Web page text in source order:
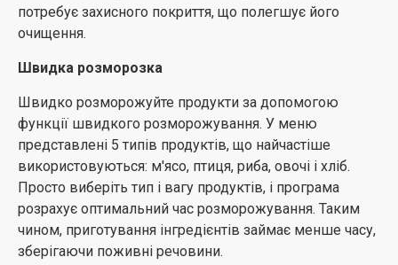
потребує захисного покриття, що полегшує його
очищення.
Швидка розморозка
Швидко розморожуйте продукти за допомогою
функції швидкого розморожування. У меню
представлені 5 типів продуктів, що найчастіше
використовуються: м'ясо, птиця, риба, овочі і хліб.
Просто виберіть тип і вагу продуктів, і програма
розрахує оптимальний час розморожування. Таким
чином, приготування інгредієнтів займає менше часу,
зберігаючи поживні речовини.